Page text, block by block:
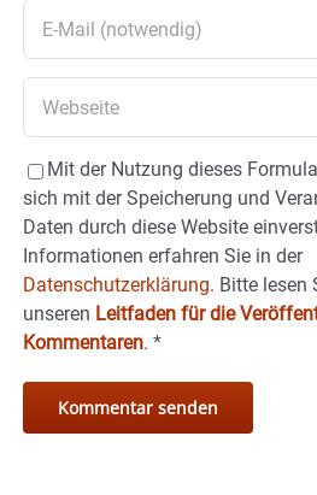
Mit der Nutzung dieses
sich mit der Speicherung und
Daten durch diese Website
Informationen erfahren Sie in der
Datenschutzerklärung. Bitte lesen
unseren Leitfaden für die
Kommentaren. *